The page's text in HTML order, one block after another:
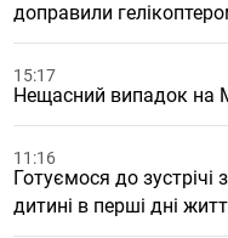
доправили
15:17
Нещасний випадок на
11:16
Готуємося до
дитині в перші дні